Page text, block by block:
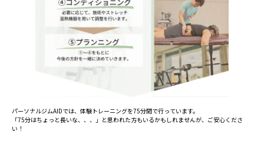
パーソナルジムAIDでは、体験トレーニングを75分間で行っています。
「75分はちょっと長いな、、、」と思われた方もいるかもしれませんが、ご安心くださ
い！